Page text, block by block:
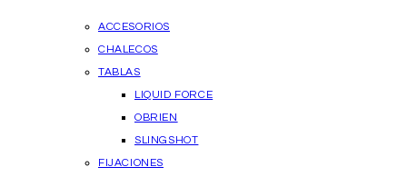
ACCESORIOS
CHALECOS
TABLAS
LIQUID FORCE
OBRIEN
SLINGSHOT
FIJACIONES